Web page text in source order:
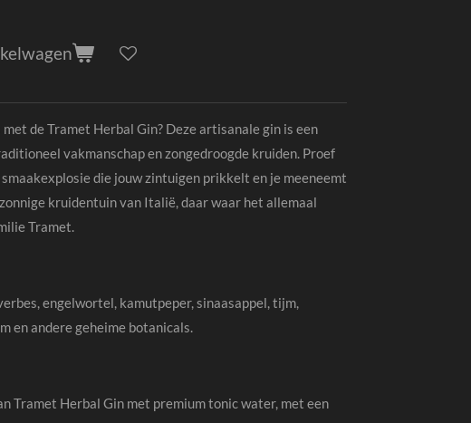
de Tramet Herbal Gin? Deze artisanale gin is een
vakmanschap en zongedroogde kruiden. Proef
die jouw zintuigen prikkelt en je meeneemt
kruidentuin van Italië, daar waar het allemaal
Tramet.
engelwortel, kamutpeper, sinaasappel, tijm,
en andere geheime botanicals.
Tramet Herbal Gin met premium tonic water, met een